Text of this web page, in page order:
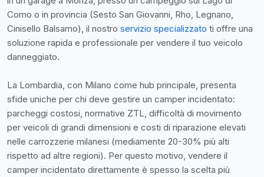
Como o in provincia (Sesto San Giovanni, Rho, Legnano,
Cinisello Balsamo), il nostro servizio specializzato ti offre una
soluzione rapida e professionale per vendere il tuo veicolo
danneggiato.
La Lombardia, con Milano come hub principale, presenta
sfide uniche per chi deve gestire un camper incidentato:
parcheggi costosi, normative ZTL, difficoltà di movimento
per veicoli di grandi dimensioni e costi di riparazione elevati
nelle carrozzerie milanesi (mediamente 20-30% più alti
rispetto ad altre regioni). Per questo motivo, vendere il
camper incidentato direttamente è spesso la scelta più